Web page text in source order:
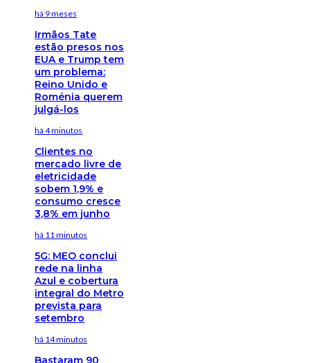
há 9 meses
Irmãos Tate
estão presos nos
EUA e Trump tem
um problema:
Reino Unido e
Roménia querem
julgá-los
há 4 minutos
Clientes no
mercado livre de
eletricidade
sobem 1,9% e
consumo cresce
3,8% em junho
há 11 minutos
5G: MEO conclui
rede na linha
Azul e cobertura
integral do Metro
prevista para
setembro
há 14 minutos
Bastaram 90